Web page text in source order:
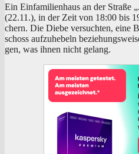
Ein Ein­fa­mi­li­en­haus an der Stra­ße
(22.11.), in der Zeit von 18:00 bis
chern. Die Die­be ver­such­ten, eine
schoss auf­zu­he­beln
gen, was ihnen nicht gelang.